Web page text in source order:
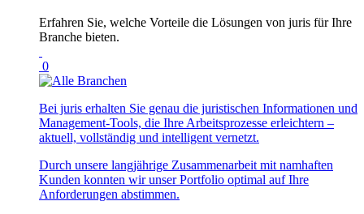
Erfahren Sie, welche Vorteile die Lösungen von juris für Ihre
Branche bieten.
0
Bei juris erhalten Sie genau die juristischen Informationen und
Management-Tools, die Ihre Arbeitsprozesse erleichtern –
aktuell, vollständig und intelligent vernetzt.
Durch unsere langjährige Zusammenarbeit mit namhaften
Kunden konnten wir unser Portfolio optimal auf Ihre
Anforderungen abstimmen.